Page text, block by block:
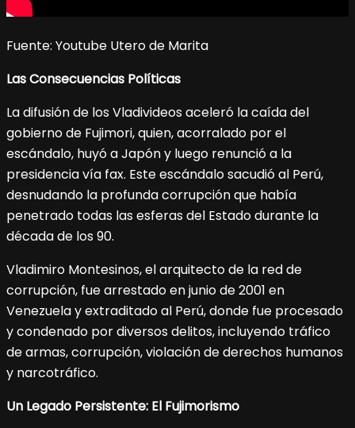
Fuente: Youtube Utero de Marita
Las Consecuencias Políticas
La difusión de los Vladivideos aceleró la caída del
gobierno de Fujimori, quien, acorralado por el
escándalo, huyó a Japón y luego renunció a la
presidencia vía fax. Este escándalo sacudió al Perú,
desnudando la profunda corrupción que había
penetrado todas las esferas del Estado durante la
década de los 90.
Vladimiro Montesinos, el arquitecto de la red de
corrupción, fue arrestado en junio de 2001 en
Venezuela y extraditado al Perú, donde fue procesado
y condenado por diversos delitos, incluyendo tráfico
de armas, corrupción, violación de derechos humanos
y narcotráfico.
Un Legado Persistente: El Fujimorismo